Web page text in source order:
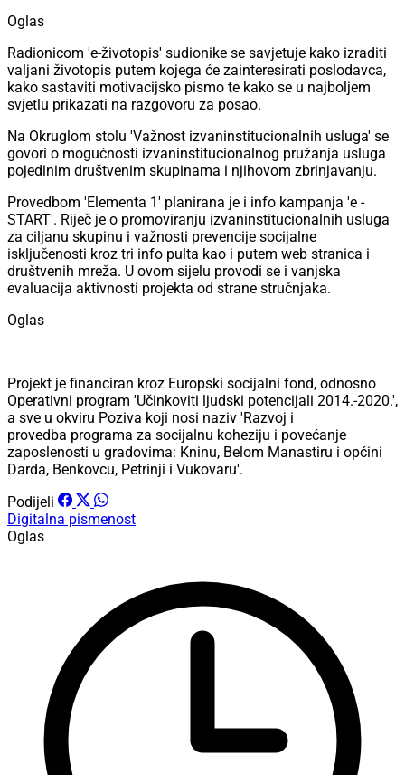
Oglas
Radionicom 'e-životopis' sudionike se savjetuje kako izraditi
valjani životopis putem kojega će zainteresirati poslodavca,
kako sastaviti motivacijsko pismo te kako se u najboljem
svjetlu prikazati na razgovoru za posao.
Na Okruglom stolu 'Važnost izvaninstitucionalnih usluga' se
govori o mogućnosti izvaninstitucionalnog pružanja usluga
pojedinim društvenim skupinama i njihovom zbrinjavanju.
Provedbom 'Elementa 1' planirana je i info kampanja 'e -
START'. Riječ je o promoviranju izvaninstitucionalnih usluga
za ciljanu skupinu i važnosti prevencije socijalne
isključenosti kroz tri info pulta kao i putem web stranica i
društvenih mreža. U ovom sijelu provodi se i vanjska
evaluacija aktivnosti projekta od strane stručnjaka.
Oglas
Projekt je financiran kroz Europski socijalni fond, odnosno
Operativni program 'Učinkoviti ljudski potencijali 2014.-2020.',
a sve u okviru Poziva koji nosi naziv 'Razvoj i
provedba programa za socijalnu koheziju i povećanje
zaposlenosti u gradovima: Kninu, Belom Manastiru i općini
Darda, Benkovcu, Petrinji i Vukovaru'.
Podijeli
Digitalna pismenost
Oglas